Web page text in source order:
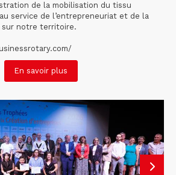
de la mobilisation du tissu
service de l’entrepreneuriat et de la
sur notre territoire.
En savoir plus